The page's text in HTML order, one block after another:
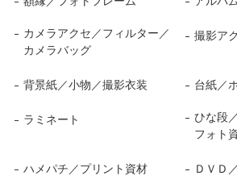
カメラアクセ／フィルター／
カメラバッグ
撮影ア
背景紙／小物／撮影衣装 台紙／
ラミネート
ひな段
フォト
ハメパチ／プリント資材 ＤＶＤ